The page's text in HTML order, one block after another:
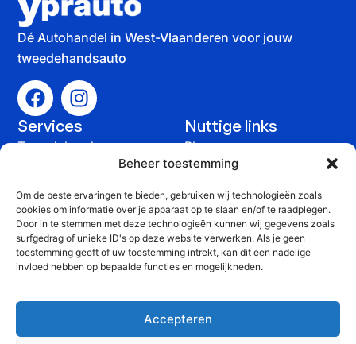
Beheer toestemming
Om de beste ervaringen te bieden, gebruiken wij technologieën zoals
cookies om informatie over je apparaat op te slaan en/of te raadplegen.
Door in te stemmen met deze technologieën kunnen wij gegevens zoals
surfgedrag of unieke ID's op deze website verwerken. Als je geen
toestemming geeft of uw toestemming intrekt, kan dit een nadelige
invloed hebben op bepaalde functies en mogelijkheden.
Accepteren
Dé Autohandel in West-Vlaanderen voor jouw
tweedehandsauto
Services
Tweedehandswagens
Onderhoud &
herstelling
Nuttige links
Blog
Contact
+32 51 815 816
info@yprauto.be
Yprauto bvba, Spanjestraat 58G, 8840 Staden